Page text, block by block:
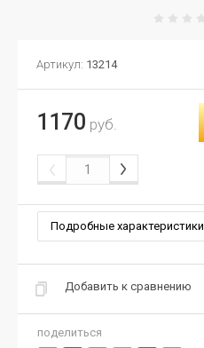
Артикул: 13214
1170 руб.
Подробные характеристики
Добавить к сравнению
поделиться